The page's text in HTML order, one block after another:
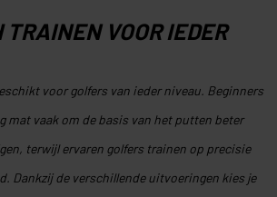
VOOR IEDER
voor golfers van ieder niveau. Beginners
mat vaak om de basis van het putten beter
terwijl ervaren golfers trainen op precisie
Dankzij de verschillende uitvoeringen kies je